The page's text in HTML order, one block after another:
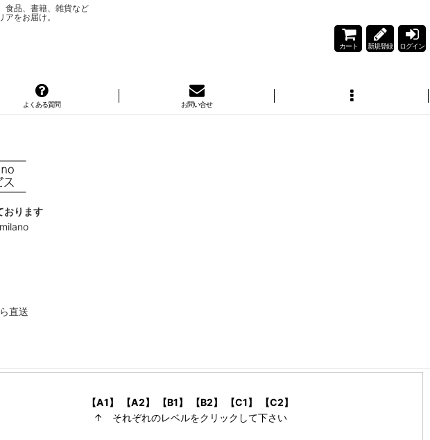
食品、書籍、雑貨など
をお届け。
カート 新規登録 ログイン
よくある質問 お問い合せ
おります
直送
【A1】 【A2】 【B1】 【B2】 【C1】
【C2】
↑ それぞれのレベルをクリックして下さい